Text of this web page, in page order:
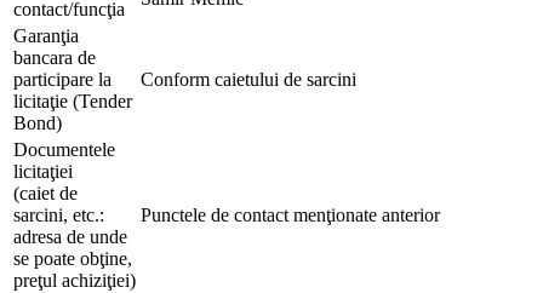
contact/funcţia
Garanţia
bancara de
participare la
licitaţie (Tender
Bond)
Conform caietului de sarcini
Documentele
licitaţiei
(caiet de
sarcini, etc.:
adresa de unde
se poate obţine,
preţul achiziţiei)
Punctele de contact menţionate anterior